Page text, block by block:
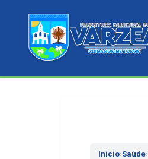
Início›Saúde›